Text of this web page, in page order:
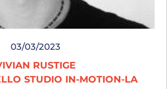
03/03/2023
RUSTIGE
STUDIO IN-MOTION-LA